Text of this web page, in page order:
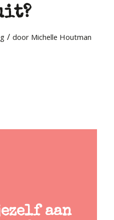
/ door Michelle Houtman
aan